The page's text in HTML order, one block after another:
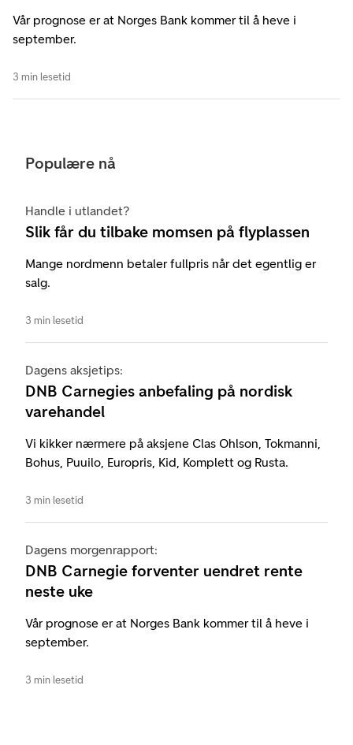
Vår prognose er at Norges Bank kommer til å heve i
september.
3 min lesetid
Populære nå
Handle i utlandet?
Slik får du tilbake momsen på flyplassen
Mange nordmenn betaler fullpris når det egentlig er
salg.
3 min lesetid
Dagens aksjetips:
DNB Carnegies anbefaling på nordisk
varehandel
Vi kikker nærmere på aksjene Clas Ohlson, Tokmanni,
Bohus, Puuilo, Europris, Kid, Komplett og Rusta.
3 min lesetid
Dagens morgenrapport:
DNB Carnegie forventer uendret rente
neste uke
Vår prognose er at Norges Bank kommer til å heve i
september.
3 min lesetid